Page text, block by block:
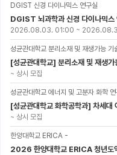
DGIST 신경 다이나믹스 연구실
DGIST 뇌과학과 신경 다이나믹
2026.08.03. 01:00 ~
성균관대학교 분리소재 및 재생가능
~ 상시 모집
성균관대학교 에너지 및 고분자 화학 연
[성균관대학교 화학공학과] 차세
~ 상시 모집
한양대학교 ERICA -